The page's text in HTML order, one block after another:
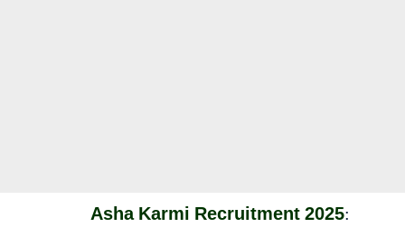
Asha Karmi Recruitment 2025: